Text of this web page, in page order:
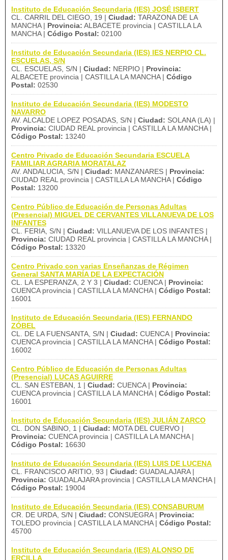
Instituto de Educación Secundaria (IES) JOSÉ ISBERT
CL. CARRIL DEL CIEGO, 19 | Ciudad: TARAZONA DE LA
MANCHA | Provincia: ALBACETE provincia | CASTILLA LA
MANCHA | Código Postal: 02100
Instituto de Educación Secundaria (IES) IES NERPIO CL.
ESCUELAS, S/N
CL. ESCUELAS, S/N | Ciudad: NERPIO | Provincia:
ALBACETE provincia | CASTILLA LA MANCHA | Código
Postal: 02530
Instituto de Educación Secundaria (IES) MODESTO
NAVARRO
AV. ALCALDE LOPEZ POSADAS, S/N | Ciudad: SOLANA (LA) |
Provincia: CIUDAD REAL provincia | CASTILLA LA MANCHA |
Código Postal: 13240
Centro Privado de Educación Secundaria ESCUELA
FAMILIAR AGRARIA MORATALAZ
AV. ANDALUCIA, S/N | Ciudad: MANZANARES | Provincia:
CIUDAD REAL provincia | CASTILLA LA MANCHA | Código
Postal: 13200
Centro Público de Educación de Personas Adultas
(Presencial) MIGUEL DE CERVANTES VILLANUEVA DE LOS
INFANTES
CL. FERIA, S/N | Ciudad: VILLANUEVA DE LOS INFANTES |
Provincia: CIUDAD REAL provincia | CASTILLA LA MANCHA |
Código Postal: 13320
Centro Privado con varias Enseñanzas de Régimen
General SANTA MARÍA DE LA EXPECTACIÓN
CL. LA ESPERANZA, 2 Y 3 | Ciudad: CUENCA | Provincia:
CUENCA provincia | CASTILLA LA MANCHA | Código Postal:
16001
Instituto de Educación Secundaria (IES) FERNANDO
ZÓBEL
CL. DE LA FUENSANTA, S/N | Ciudad: CUENCA | Provincia:
CUENCA provincia | CASTILLA LA MANCHA | Código Postal:
16002
Centro Público de Educación de Personas Adultas
(Presencial) LUCAS AGUIRRE
CL. SAN ESTEBAN, 1 | Ciudad: CUENCA | Provincia:
CUENCA provincia | CASTILLA LA MANCHA | Código Postal:
16001
Instituto de Educación Secundaria (IES) JULIÁN ZARCO
CL. DON SABINO, 1 | Ciudad: MOTA DEL CUERVO |
Provincia: CUENCA provincia | CASTILLA LA MANCHA |
Código Postal: 16630
Instituto de Educación Secundaria (IES) LUIS DE LUCENA
CL. FRANCISCO ARITIO, 93 | Ciudad: GUADALAJARA |
Provincia: GUADALAJARA provincia | CASTILLA LA MANCHA |
Código Postal: 19004
Instituto de Educación Secundaria (IES) CONSABURUM
CR. DE URDA, S/N | Ciudad: CONSUEGRA | Provincia:
TOLEDO provincia | CASTILLA LA MANCHA | Código Postal:
45700
Instituto de Educación Secundaria (IES) ALONSO DE
ERCILLA